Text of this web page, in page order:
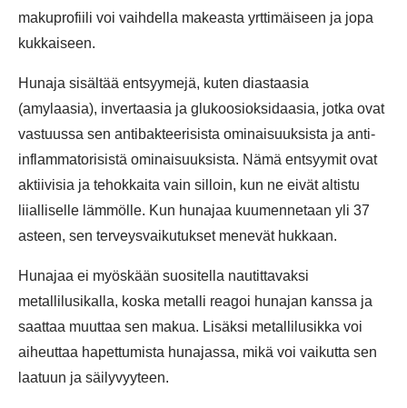
makuprofiili voi vaihdella makeasta yrttimäiseen ja jopa
kukkaiseen.
Hunaja sisältää entsyymejä, kuten diastaasia
(amylaasia), invertaasia ja glukoosioksidaasia, jotka ovat
vastuussa sen antibakteerisista ominaisuuksista ja anti-
inflammatorisistä ominaisuuksista. Nämä entsyymit ovat
aktiivisia ja tehokkaita vain silloin, kun ne eivät altistu
liialliselle lämmölle. Kun hunajaa kuumennetaan yli 37
asteen, sen terveysvaikutukset menevät hukkaan.
Hunajaa ei myöskään suositella nautittavaksi
metallilusikalla, koska metalli reagoi hunajan kanssa ja
saattaa muuttaa sen makua. Lisäksi metallilusikka voi
aiheuttaa hapettumista hunajassa, mikä voi vaikutta sen
laatuun ja säilyvyyteen.